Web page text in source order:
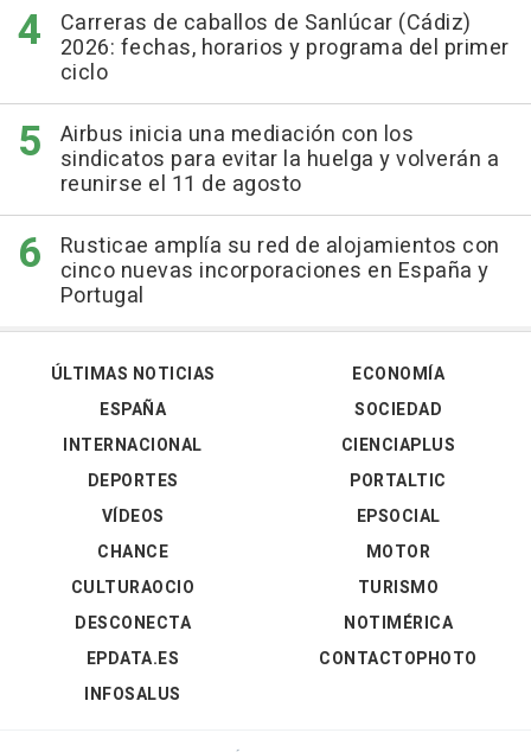
Carreras de caballos de Sanlúcar (Cádiz)
2026: fechas, horarios y programa del primer
ciclo
Airbus inicia una mediación con los
sindicatos para evitar la huelga y volverán a
reunirse el 11 de agosto
Rusticae amplía su red de alojamientos con
cinco nuevas incorporaciones en España y
Portugal
ÚLTIMAS NOTICIAS
ESPAÑA
INTERNACIONAL
DEPORTES
VÍDEOS
ECONOMÍA
SOCIEDAD
CIENCIAPLUS
PORTALTIC
EPSOCIAL
CHANCE
CULTURAOCIO
DESCONECTA
EPDATA.ES
INFOSALUS
MOTOR
TURISMO
NOTIMÉRICA
CONTACTOPHOTO